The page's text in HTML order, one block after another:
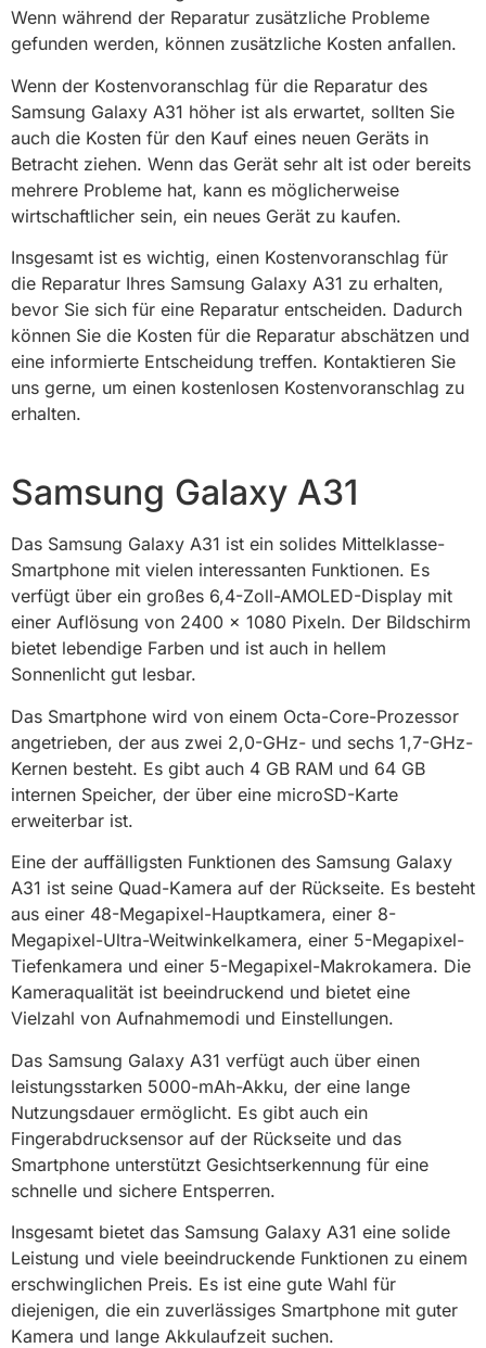
Wenn während der Reparatur zusätzliche Probleme
gefunden werden, können zusätzliche Kosten anfallen.
Wenn der Kostenvoranschlag für die Reparatur des
Samsung Galaxy A31 höher ist als erwartet, sollten Sie
auch die Kosten für den Kauf eines neuen Geräts in
Betracht ziehen. Wenn das Gerät sehr alt ist oder bereits
mehrere Probleme hat, kann es möglicherweise
wirtschaftlicher sein, ein neues Gerät zu kaufen.
Insgesamt ist es wichtig, einen Kostenvoranschlag für
die Reparatur Ihres Samsung Galaxy A31 zu erhalten,
bevor Sie sich für eine Reparatur entscheiden. Dadurch
können Sie die Kosten für die Reparatur abschätzen und
eine informierte Entscheidung treffen. Kontaktieren Sie
uns gerne, um einen kostenlosen Kostenvoranschlag zu
erhalten.
Samsung Galaxy A31
Das Samsung Galaxy A31 ist ein solides Mittelklasse-
Smartphone mit vielen interessanten Funktionen. Es
verfügt über ein großes 6,4-Zoll-AMOLED-Display mit
einer Auflösung von 2400 x 1080 Pixeln. Der Bildschirm
bietet lebendige Farben und ist auch in hellem
Sonnenlicht gut lesbar.
Das Smartphone wird von einem Octa-Core-Prozessor
angetrieben, der aus zwei 2,0-GHz- und sechs 1,7-GHz-
Kernen besteht. Es gibt auch 4 GB RAM und 64 GB
internen Speicher, der über eine microSD-Karte
erweiterbar ist.
Eine der auffälligsten Funktionen des Samsung Galaxy
A31 ist seine Quad-Kamera auf der Rückseite. Es besteht
aus einer 48-Megapixel-Hauptkamera, einer 8-
Megapixel-Ultra-Weitwinkelkamera, einer 5-Megapixel-
Tiefenkamera und einer 5-Megapixel-Makrokamera. Die
Kameraqualität ist beeindruckend und bietet eine
Vielzahl von Aufnahmemodi und Einstellungen.
Das Samsung Galaxy A31 verfügt auch über einen
leistungsstarken 5000-mAh-Akku, der eine lange
Nutzungsdauer ermöglicht. Es gibt auch ein
Fingerabdrucksensor auf der Rückseite und das
Smartphone unterstützt Gesichtserkennung für eine
schnelle und sichere Entsperren.
Insgesamt bietet das Samsung Galaxy A31 eine solide
Leistung und viele beeindruckende Funktionen zu einem
erschwinglichen Preis. Es ist eine gute Wahl für
diejenigen, die ein zuverlässiges Smartphone mit guter
Kamera und lange Akkulaufzeit suchen.